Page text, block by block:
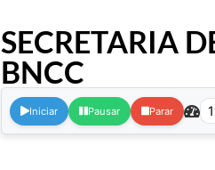
SECRETARIA
BNCC
Iniciar Pausar Parar